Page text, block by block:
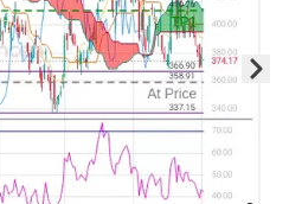
Skip to next slide page